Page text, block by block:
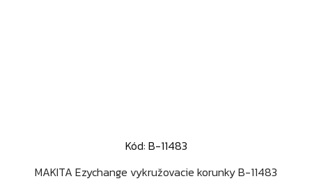
Kód: B-11483
MAKITA Ezychange vykružovacie korunky B-11483